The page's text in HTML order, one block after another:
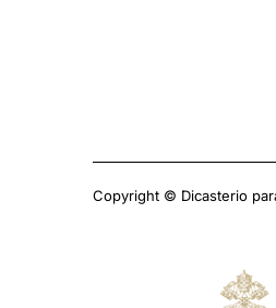
Copyright © Dicasterio